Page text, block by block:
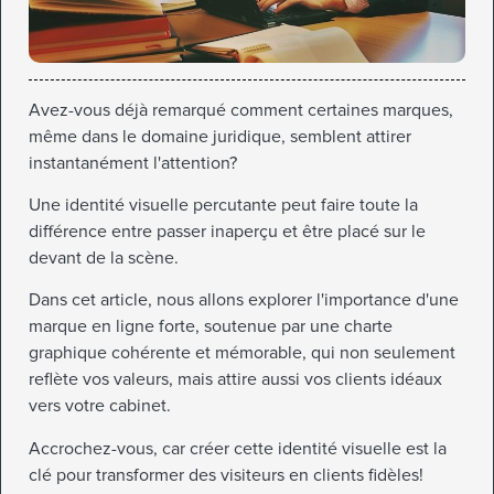
Avez-vous déjà remarqué comment certaines marques,
même dans le domaine juridique, semblent attirer
instantanément l'attention?
Une identité visuelle percutante peut faire toute la
différence entre passer inaperçu et être placé sur le
devant de la scène.
Dans cet article, nous allons explorer l'importance d'une
marque en ligne forte, soutenue par une charte
graphique cohérente et mémorable, qui non seulement
reflète vos valeurs, mais attire aussi vos clients idéaux
vers votre cabinet.
Accrochez-vous, car créer cette identité visuelle est la
clé pour transformer des visiteurs en clients fidèles!